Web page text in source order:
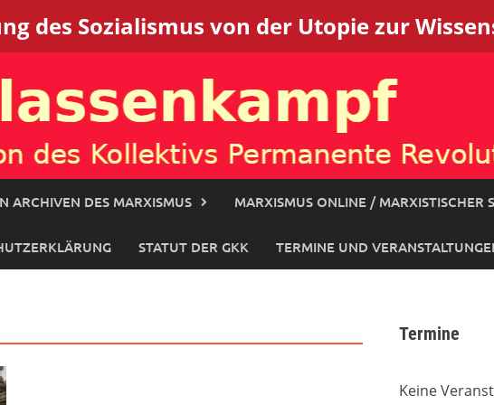
des Sozialismus von der Utopie zur
ARCHIVEN DES MARXISMUS MARXISMUS ONLINE / MARXISTISCHER
STATUT DER GKK TERMINE UND
Termine
Keine